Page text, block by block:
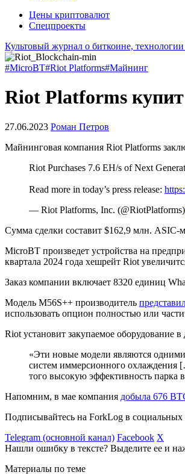
Цены криптовалют
Спецпроекты
Культовый журнал о биткоине,
#MicroBT#Riot Platforms#Майнинг
Riot Platforms
27.06.2023 Роман Петров
Майнинговая компания Riot Platforms
Riot Purchases 7.6 EH/s of Next
Read more in today’s press release:
— Riot Platforms, Inc. (@RiotPlatforms)
Сумма сделки составит $162,9 млн. ASIC-
MicroBT произведет устройства на
квартала 2024 года хешрейт Riot
Заказ компании включает 8320 единиц
Модель M56S++ производитель
использовать опцион полностью или
Riot установит закупаемое оборудование
«Эти новые модели являются
систем иммерсионного охлаждения
того высокую эффективность парка
Напомним, в мае компания добыла 676
Подписывайтесь на ForkLog в социальных
Telegram (основной канал) Facebook X
Нашли ошибку в тексте? Выделите ее и
Материалы по теме